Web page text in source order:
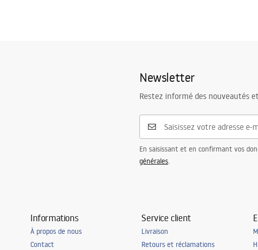
Newsletter
Restez informé des nouveautés
En saisissant et en confirmant vos
générales.
Informations
À propos de nous
Contact
Service client
Livraison
Retours et réclamations